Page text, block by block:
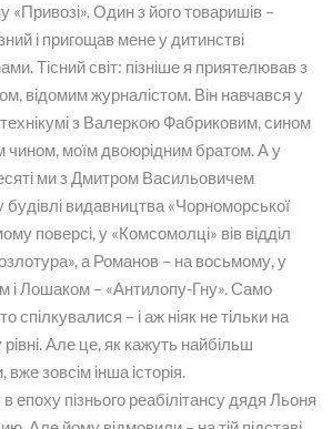
«Привозі». Один з його товаришів –
і пригощав мене у дитинстві
Тісний світ: пізніше я приятелював з
відомим журналістом. Він навчався у
з Валеркою Фабриковим, сином
чином, моїм двоюрідним братом. А у
ми з Дмитром Васильовичем
будівлі видавництва «Чорноморської
поверсі, у «Комсомолці» вів відділ
а Романов – на восьмому, у
і Лошаком – «Антилопу-Гну». Само
спілкувалися – і аж ніяк не тільки на
Але це, як кажуть найбільш
вже зовсім інша історія.
епоху пізнього реабілітансу дядя Льоня